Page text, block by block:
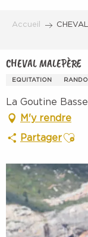
Accueil
CHEVAL MALEPÈRE
EQUITATION
La Goutine
M'y rendre
Partager